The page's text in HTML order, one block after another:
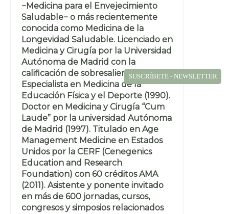
−Medicina para el Envejecimiento
Saludable− o más recientemente
conocida como Medicina de la
Longevidad Saludable. Licenciado en
Medicina y Cirugía por la Universidad
Autónoma de Madrid con la
calificación de sobresaliente (1987).
Especialista en Medicina de la
Educación Física y el Deporte (1990).
Doctor en Medicina y Cirugía “Cum
Laude” por la universidad Autónoma
de Madrid (1997). Titulado en Age
Management Medicine en Estados
Unidos por la CERF (Cenegenics
Education and Research
Foundation) con 60 créditos AMA
(2011). Asistente y ponente invitado
en más de 600 jornadas, cursos,
congresos y simposios relacionados
SUSCRÍBETE - NEWSLETTER